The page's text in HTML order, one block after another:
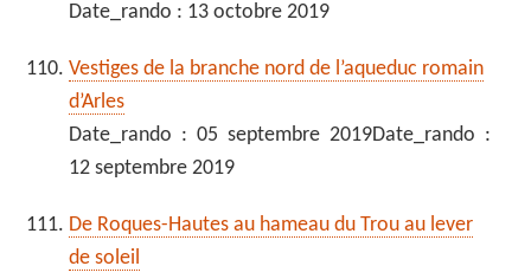
Date_rando : 13 octobre 2019
Vestiges de la branche nord de l’aqueduc romain
d’Arles
Date_rando : 05 septembre 2019Date_rando :
12 septembre 2019
De Roques-Hautes au hameau du Trou au lever
de soleil